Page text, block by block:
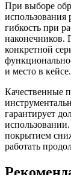
При выборе
использования
гибкость при
наконечников.
конкретной
и место в кейсе.
Качественные
гарантирует
покрытием
работать